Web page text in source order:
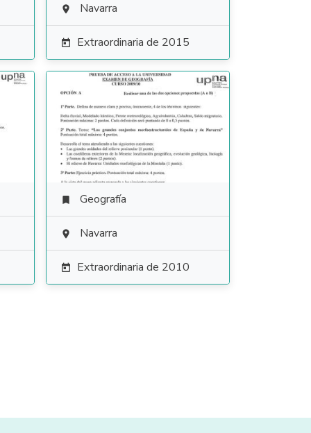
 Navarra
 Extraordinaria de 2015
 Geografía
 Navarra
 Extraordinaria de 2010